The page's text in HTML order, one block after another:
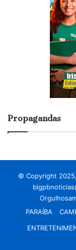
Propagandas
© Copyright
PARAÍBA